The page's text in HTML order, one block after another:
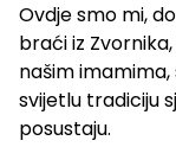
Ovdje smo mi,
braći iz
našim
svijetlu tradiciju
posustaju.